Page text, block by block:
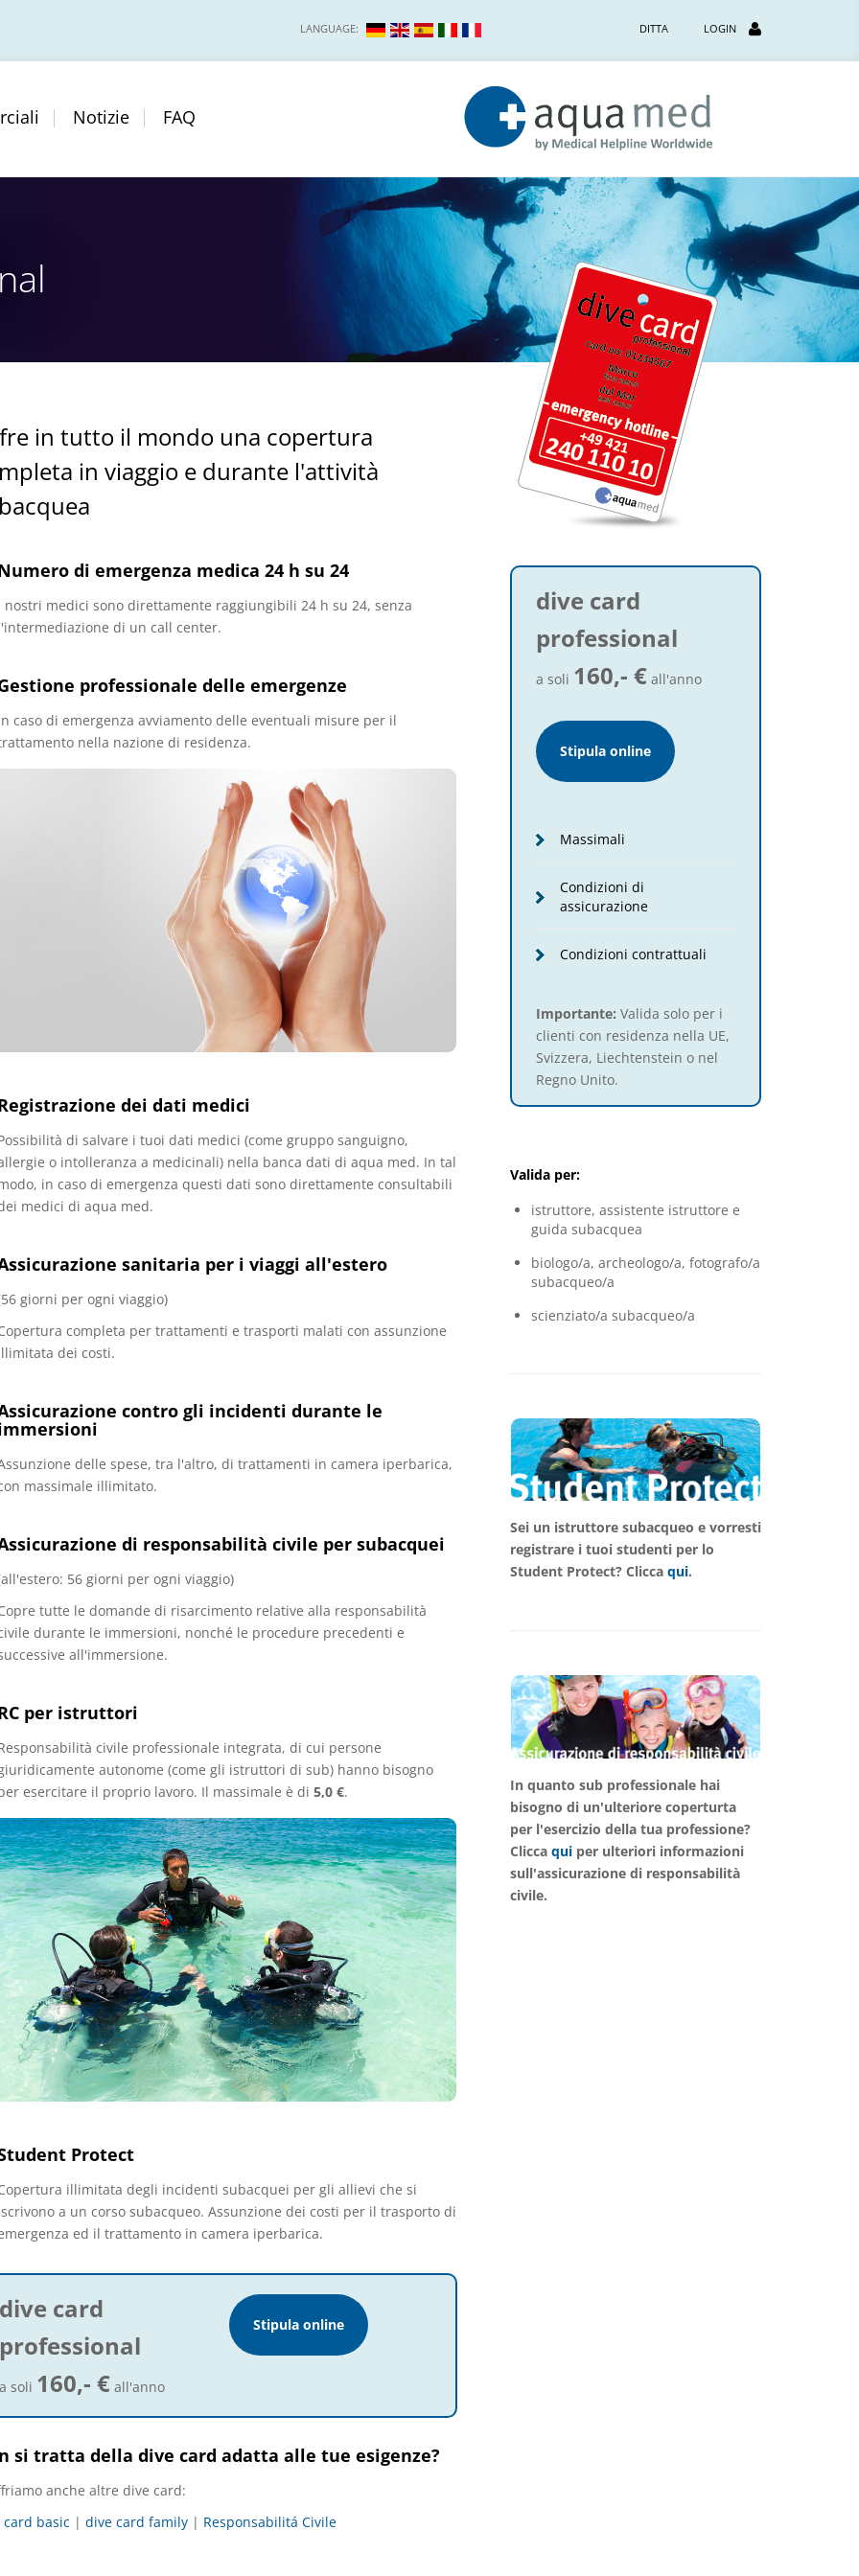
LANGUAGE: DITTA LOGIN
Notizie FAQ
in tutto il mondo una copertura
in viaggio e durante l'attività
di emergenza medica 24 h su 24
nostri medici sono direttamente raggiungibili 24 h su 24, senza
di un call center.
professionale delle emergenze
caso di emergenza avviamento delle eventuali misure per il
nella nazione di residenza.
dei dati medici
di salvare i tuoi dati medici (come gruppo sanguigno,
o intolleranza a medicinali) nella banca dati di aqua med. In tal
in caso di emergenza questi dati sono direttamente consultabili
medici di aqua med.
sanitaria per i viaggi all'estero
giorni per ogni viaggio)
completa per trattamenti e trasporti malati con assunzione
dei costi.
contro gli incidenti durante le
delle spese, tra l'altro, di trattamenti in camera iperbarica,
massimale illimitato.
di responsabilità civile per subacquei
56 giorni per ogni viaggio)
tutte le domande di risarcimento relative alla responsabilità
durante le immersioni, nonché le procedure precedenti e
all'immersione.
per istruttori
civile professionale integrata, di cui persone
autonome (come gli istruttori di sub) hanno bisogno
esercitare il proprio lavoro. Il massimale è di 5,0 €.
Protect
illimitata degli incidenti subacquei per gli allievi che si
a un corso subacqueo. Assunzione dei costi per il trasporto di
ed il trattamento in camera iperbarica.
card
soli 160,- € all'anno
Stipula online
si tratta della dive card adatta alle tue esigenze?
anche altre dive card:
basic| dive card family| Responsabilitá Civile
dive card
professional
a soli 160,- € all'anno
Stipula online
Massimali
Condizioni di
assicurazione
Condizioni contrattuali
Importante: Valida solo per i
clienti con residenza nella UE,
Svizzera, Liechtenstein o nel
Regno Unito.
Valida per:
istruttore, assistente istruttore e
guida subacquea
biologo/a, archeologo/a, fotografo/a
subacqueo/a
scienziato/a subacqueo/a
Sei un istruttore subacqueo e vorresti
registrare i tuoi studenti per lo
Student Protect? Clicca qui.
In quanto sub professionale hai
bisogno di un'ulteriore coperturta
per l'esercizio della tua professione?
Clicca quiper ulteriori informazioni
sull'assicurazione di responsabilità
civile.